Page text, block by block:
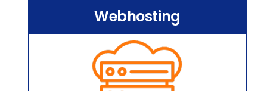
Webhosting